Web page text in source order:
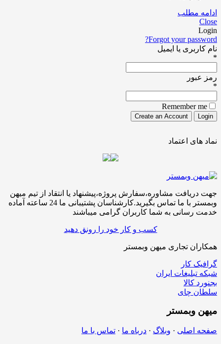
ادامه مطلب
Close
Login
Forgot your password?
نام کاربری یا ایمیل
*
رمز عبور
*
Remember me
نماد های اعتماد
جهت دریافت مشاوره،سفارش پروژه،پیشنهاد یا انتقاد از تیم میهن
وبمستر با ما تماس بگیرید.کارشناسان پشتیبانی ما 24 ساعته آماده
خدمت رسانی به شما کاربران گرامی میباشند
کسب و کار خود را رونق دهید
همکاران تجاری میهن وبمستر
گرافیک کار
شبکه تبلیغات ایران
بجنورد کالا
سلطان چای
میهن وبمستر
صفحه اصلی · وبلاگ · درباه ما · تماس با ما